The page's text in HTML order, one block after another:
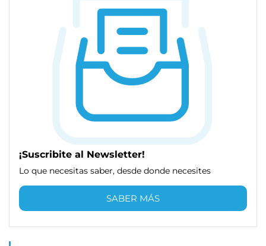
¡Suscribite al Newsletter!
Lo que necesitas saber, desde donde necesites
SABER MÁS